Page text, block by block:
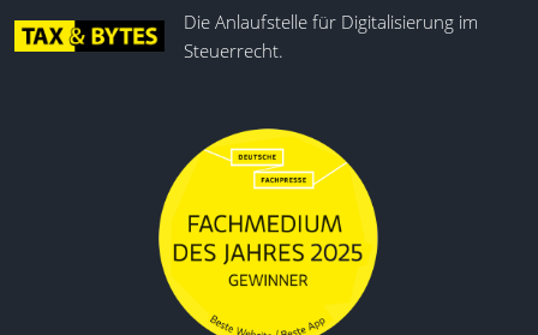
Die Anlaufstelle für Digitalisierung im
Steuerrecht.